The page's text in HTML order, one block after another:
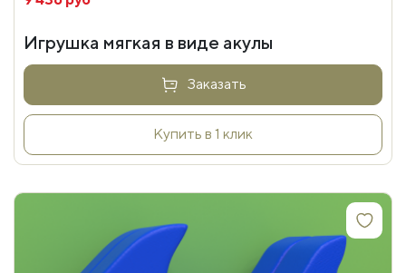
Игрушка мягкая в виде акулы
Заказать
Купить в 1 клик